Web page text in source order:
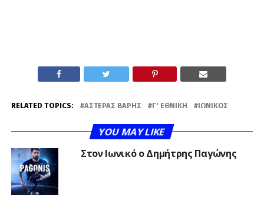
RELATED TOPICS: ΑΣΤΈΡΑΣ ΒΆΡΗΣ Γ' ΕΘΝΙΚΉ ΙΩΝΙΚΌΣ
YOU MAY LIKE
Στον Ιωνικό ο Δημήτρης Παγώνης